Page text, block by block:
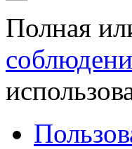
Полная